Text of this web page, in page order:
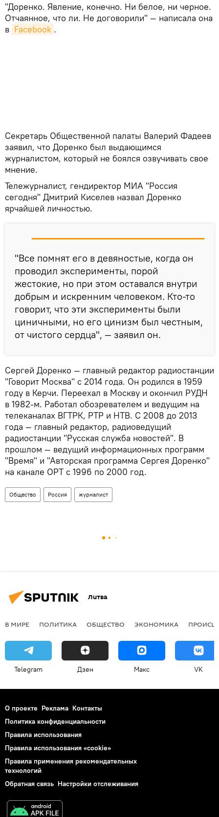
"Доренко. Явление, конечно. Ни белое, ни черное.
Отчаянное, что ли. Не договорили" — написала она
в Facebook .
Секретарь Общественной палаты Валерий Фадеев
заявил, что Доренко был выдающимся
журналистом, который не боялся озвучивать свое
мнение.
Тележурналист, гендиректор МИА "Россия
сегодня" Дмитрий Киселев назвал Доренко
ярчайшей личностью.
"Все помнят его в девяностые, когда он
проводил эксперименты, порой
жестокие, но при этом оставался внутри
добрым и искренним человеком. Кто-то
говорит, что эти эксперименты были
циничными, но его цинизм был честным,
от чистого сердца", — заявил он.
Сергей Доренко — главный редактор радиостанции
"Говорит Москва" с 2014 года. Он родился в 1959
году в Керчи. Переехал в Москву и окончил РУДН
в 1982-м. Работал обозревателем и ведущим на
телеканалах ВГТРК, РТР и НТВ. С 2008 до 2013
года — главный редактор, радиоведущий
радиостанции "Русская служба новостей". В
прошлом — ведущий информационных программ
"Время" и "Авторская программа Сергея Доренко"
на канале ОРТ с 1996 по 2000 год.
Общество Россия журналист
Литва
В МИРЕ ПОЛИТИКА ОБЩЕСТВО ЭКОНОМИКА
Telegram Дзен Макс VK
О проекте Реклама Контакты
Политика конфиденциальности
Правила использования
Правила использования «cookie»
Правила применения рекомендательных
технологий
Обратная связь Настройки отслеживания